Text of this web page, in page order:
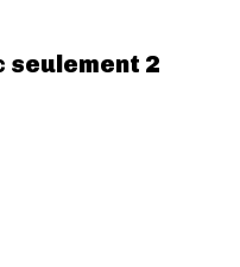
seulement 2